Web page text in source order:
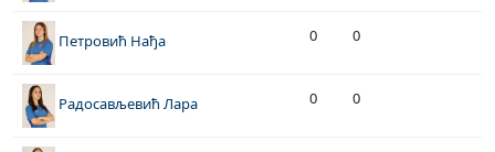
Петровић Нађа 0 0
Радосављевић Лара 0 0